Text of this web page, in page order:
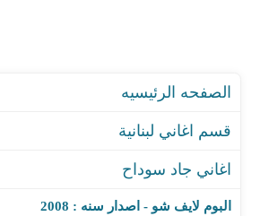
البوم لايف شو - اصدار سنه : 2008